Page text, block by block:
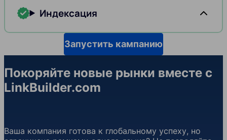
Индексация
Запустить кампанию
Покоряйте новые рынки вместе с
LinkBuilder.com
Ваша компания готова к глобальному успеху, но